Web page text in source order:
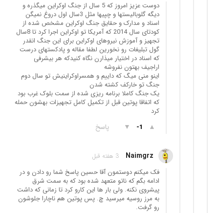
دوست عزیز امروز که 5 سال از جنگ اوکراین میگذره و
دیگه گلوبالیستها و چپیها مثل 3سال اول دروغ نمیگن
اسناد و مدارک و حقایق جنگ اوکراین مشخص شده از
کودتای سال 2014 که آمریکا تو اوکراین اجرا کرد تا 8سال
تجهیز و آموزش نیروهای اوکراین برای این جنگ انقدر
گول تبلیغات رو نخورین لطفا مقاله و پادکستهای درست
که اسناد در اختیار میذارن نگاه کنیدکه هر بیشرفی
اراجیف بهتون نفروشه
اینو منی میگ که داییم و همسراوکراینیش تو سال دوم
جنگ تو خارکف کشته شدن
یک جنگ کاملا برنامه ریزی شده از سمت بلوک غرب بود
که اتفاقا پوتین قبل از تکمیل کامل تجهیزات بهشون حمله
کرد
▲
-1
▼ پاسخ
Naimgrz 3 هفته قبل
فک میکنم دوستمون آقا حسین پاسخ شما رو دادن و در
ادامه بگم که ناتو متعهد شده بود که به سمت شرق
پیشروی نکنه. ولی بار ها این کارو کرد تا زمانی که داشت
به مرز روسیه میرسید چ. پس پوتین هم ناچارا جلوشون
رو گرفت.